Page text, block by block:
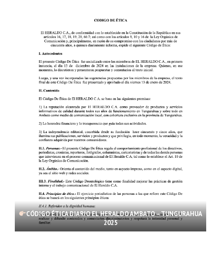
CÓDIGO ÉTICA DIARIO EL HERALDO AMBATO – TUNGURAHUA
2025